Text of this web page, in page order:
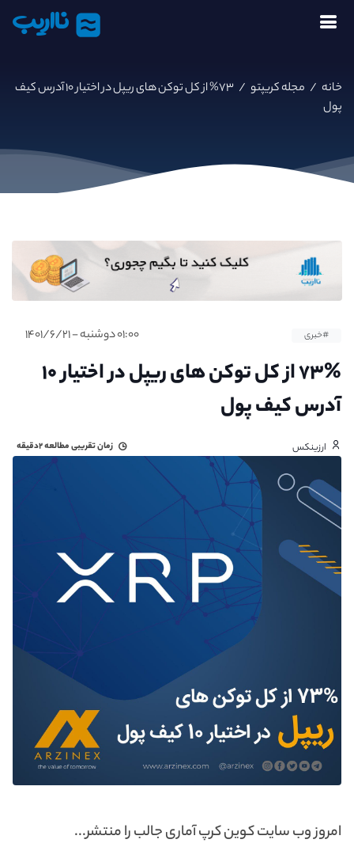
نااریب
خانه / مجله کریپتو /
۷۳% از کل توکن های ریپل در اختیار ۱۰ آدرس کیف
پول
#خبری ۰۱:۰۰ دوشنبه - ۱۴۰۱/۶/۲۱
۷۳% از کل توکن های ریپل در اختیار ۱۰
آدرس کیف پول
ارزینکس زمان تقریبی مطالعه۲دقیقه
امروز وب سایت کوین کرپ آماری جالب را منتشر...